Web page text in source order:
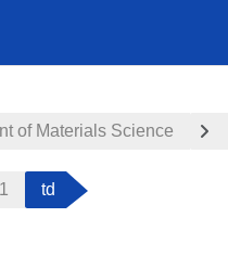
of Materials Science
td